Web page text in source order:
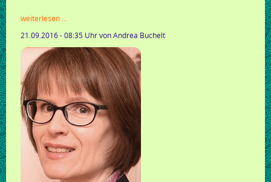
weiterlesen …
texte
schreiben
21.09.2016 - 08:35 Uhrvon Andrea Buchelt